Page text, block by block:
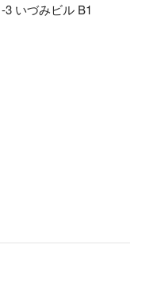
いづみビル B1